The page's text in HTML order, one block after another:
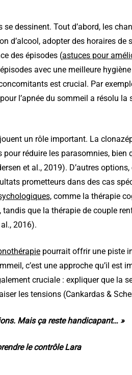
dessinent. Tout d’abord, les
d’alcool, adopter des horaires de
des épisodes (astuces pour
avec une meilleure
est crucial. Par
l’apnée du sommeil a résolu la
un rôle important. La
réduire les parasomnies, bien
et al., 2019). D’autres
prometteurs dans des cas
comme la thérapie
tandis que la thérapie de couple
2016).
pourrait offrir une piste
c’est une approche qu’il est
cruciale : expliquer que la
les tensions (Cankardas &
Mais ça reste handicapant… »
le contrôle Lara